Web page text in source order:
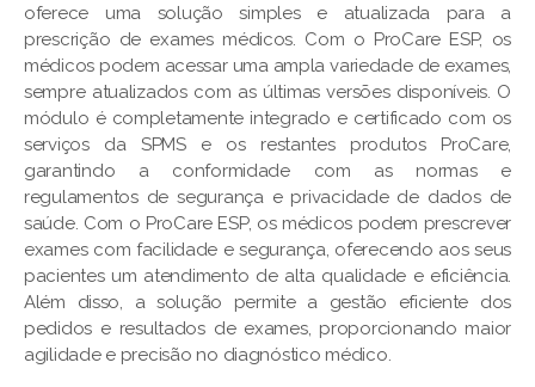
oferece uma solução simples e atualizada para a
prescrição de exames médicos. Com o ProCare ESP, os
médicos podem acessar uma ampla variedade de exames,
sempre atualizados com as últimas versões disponíveis. O
módulo é completamente integrado e certificado com os
serviços da SPMS e os restantes produtos ProCare,
garantindo a conformidade com as normas e
regulamentos de segurança e privacidade de dados de
saúde. Com o ProCare ESP, os médicos podem prescrever
exames com facilidade e segurança, oferecendo aos seus
pacientes um atendimento de alta qualidade e eficiência.
Além disso, a solução permite a gestão eficiente dos
pedidos e resultados de exames, proporcionando maior
agilidade e precisão no diagnóstico médico.